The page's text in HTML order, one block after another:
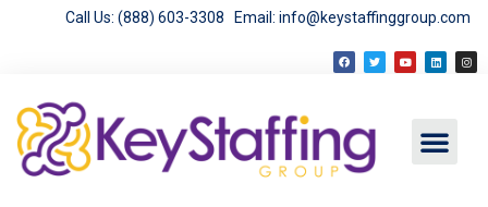
Call Us: (888) 603-3308 Email: info@keystaffinggroup.com